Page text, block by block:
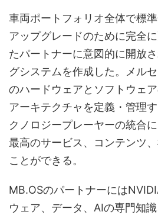
車両ポートフォリオ全体で標
アップグレードのために完全
たパートナーに意図的に開放
グシステムを作成した。メル
のハードウェアとソフトウェ
アーキテクチャを定義・管理
クノロジープレーヤーの統合
最高のサービス、コンテンツ
ことができる。
MB.OSのパートナーには
ウェア、データ、AIの専門知